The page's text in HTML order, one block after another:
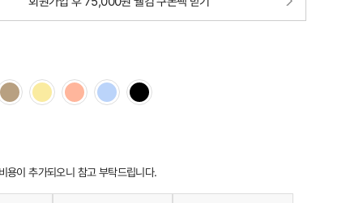
용이 추가되오니 참고 부탁드립니다.